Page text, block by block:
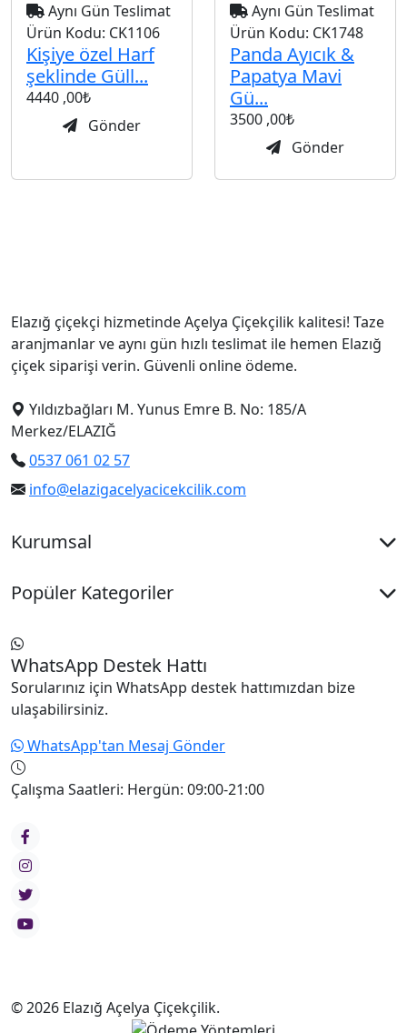
Aynı Gün Teslimat
Ürün Kodu: CK1106
Kişiye özel Harf
şeklinde Güll...
4440 ,00₺
Gönder
Aynı Gün Teslimat
Ürün Kodu: CK1748
Panda Ayıcık &
Papatya Mavi
Gü...
3500 ,00₺
Gönder
Elazığ çiçekçi hizmetinde Açelya Çiçekçilik kalitesi! Taze
aranjmanlar ve aynı gün hızlı teslimat ile hemen Elazığ
çiçek siparişi verin. Güvenli online ödeme.
Yıldızbağları M. Yunus Emre B. No: 185/A
Merkez/ELAZIĞ
0537 061 02 57
info@elazigacelyacicekcilik.com
Kurumsal
Popüler Kategoriler
WhatsApp Destek Hattı
Sorularınız için WhatsApp destek hattımızdan bize
ulaşabilirsiniz.
WhatsApp'tan Mesaj Gönder
Çalışma Saatleri: Hergün: 09:00-21:00
© 2026 Elazığ Açelya Çiçekçilik.